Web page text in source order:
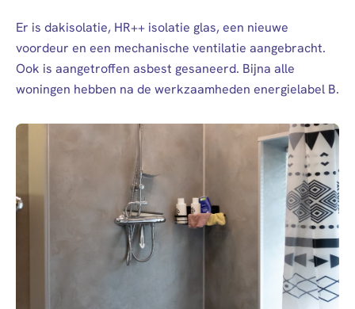
Er is dakisolatie, HR++ isolatie glas, een nieuwe
voordeur en een mechanische ventilatie aangebracht.
Ook is aangetroffen asbest gesaneerd. Bijna alle
woningen hebben na de werkzaamheden energielabel B.